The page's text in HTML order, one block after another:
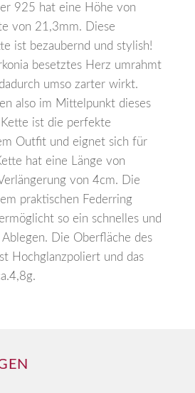
925 hat eine Höhe von
von 21,3mm. Diese
ist bezaubernd und stylish!
besetztes Herz umrahmt
umso zarter wirkt.
also im Mittelpunkt dieses
ist die perfekte
Outfit und eignet sich für
hat eine Länge von
von 4cm. Die
praktischen Federring
so ein schnelles und
Die Oberfläche des
Hochglanzpoliert und das